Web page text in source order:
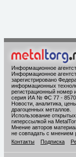
Информационное
Информационное
зарегистрировано
информационных
регистрационный номер
серия ИА № ФС 77 - 85704
Новости, аналитика,
драгоценных металлов.
Использование
гиперссылкой на
Мнение авторов
не совпадать с мнением
Контакты
Подписка